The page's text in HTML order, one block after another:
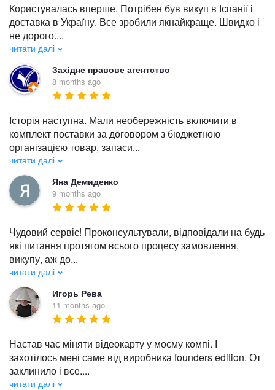
Користувалась вперше. Потрібен був викуп в Іспанії і
доставка в Україну. Все зробили якнайкраще. Швидко і
не дорого....
читати далі
Західне правове агентство
8 months ago
Історія наступна. Мали необережність включити в
комплект поставки за договором з бюджетною
організацією товар, запаси...
читати далі
Яна Демиденко
9 months ago
Чудовий сервіс! Проконсультували, відповідали на будь
які питання протягом всього процесу замовлення,
викупу, аж до...
читати далі
Игорь Рева
11 months ago
Настав час міняти відеокарту у моєму компі. І
захотілось мені саме від виробника founders edition. От
заклинило і все....
читати далі